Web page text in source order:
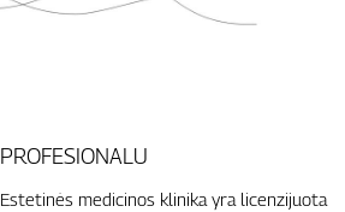
PROFESIONALU
Estetinės medicinos klinika yra licenzijuota